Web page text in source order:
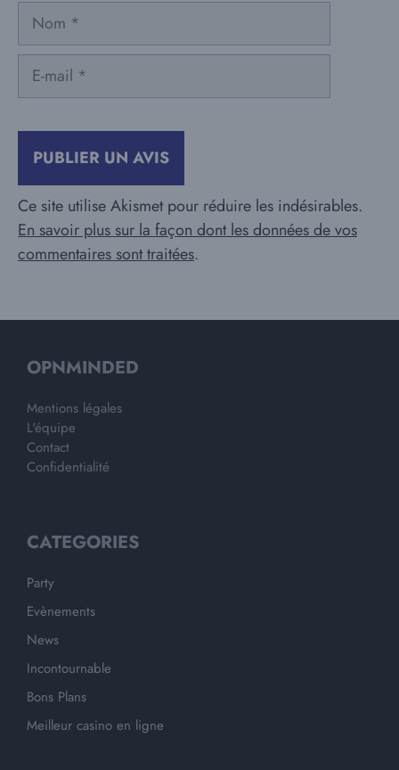
Nom
mail
Ce site utilise Akismet pour réduire les indésirables.
En savoir plus sur la façon dont les données de vos
commentaires sont traitées.
OPNMINDED
Mentions légales
L'équipe
Contact
Confidentialité
CATEGORIES
Party
Evènements
News
Incontournable
Bons Plans
Meilleur casino en ligne